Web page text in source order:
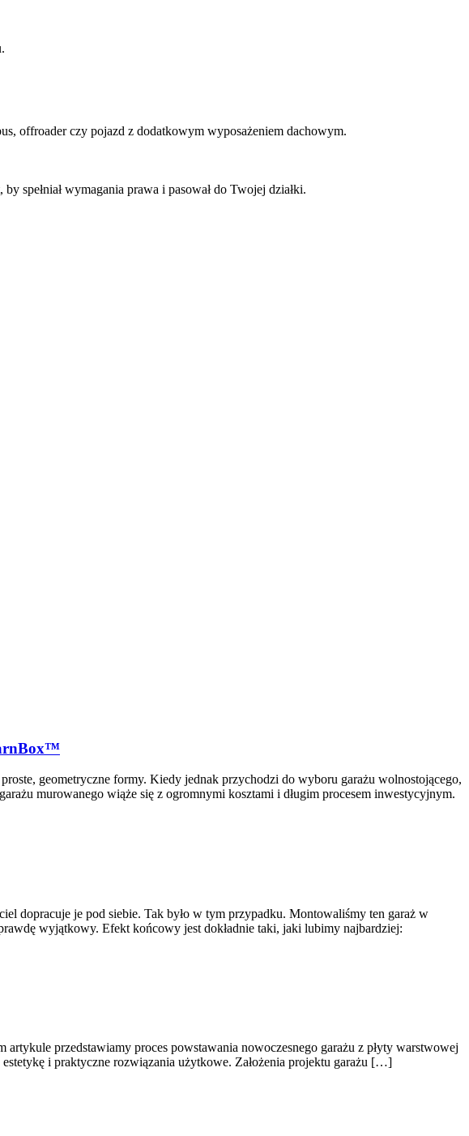
offroader czy pojazd z dodatkowym wyposażeniem dachowym.
spełniał wymagania prawa i pasował do Twojej działki.
geometryczne formy. Kiedy jednak przychodzi do wyboru garażu wolnostojącego,
murowanego wiąże się z ogromnymi kosztami i długim procesem inwestycyjnym.
dopracuje je pod siebie. Tak było w tym przypadku. Montowaliśmy ten garaż w
wyjątkowy. Efekt końcowy jest dokładnie taki, jaki lubimy najbardziej:
przedstawiamy proces powstawania nowoczesnego garażu z płyty warstwowej
i praktyczne rozwiązania użytkowe. Założenia projektu garażu […]